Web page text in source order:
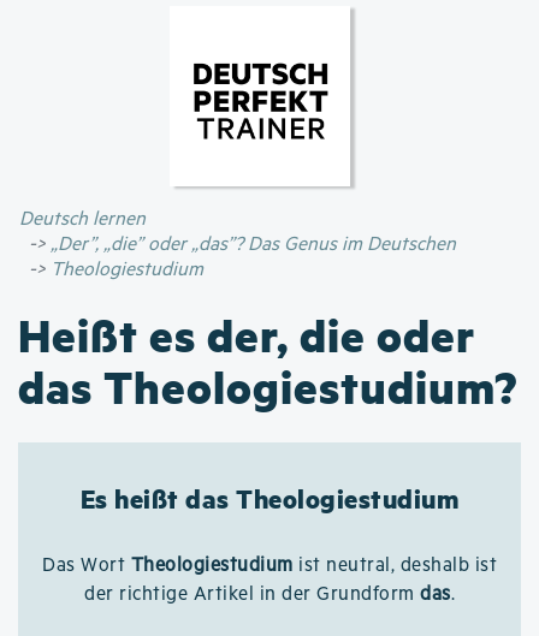
Inhalt
Deutsch lernen
„Der”, „die” oder „das”? Das Genus im Deutschen
Theologiestudium
Heißt es der, die oder
das Theologiestudium?
Es heißt das Theologiestudium
Das Wort Theologiestudium ist neutral, deshalb ist
der richtige Artikel in der Grundform das.